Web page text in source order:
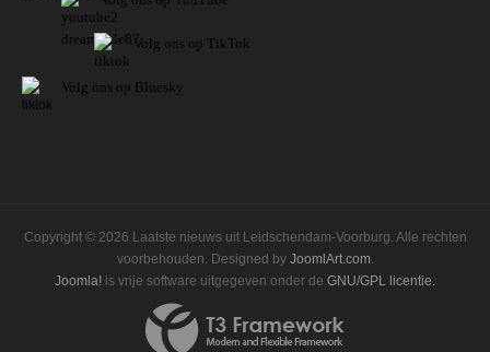
Volg ons op TikTok
Volg ons op Bluesky
Copyright © 2026 Laatste nieuws uit Leidschendam-Voorburg. Alle rechten
voorbehouden. Designed by JoomlArt.com.
Joomla! is vrije software uitgegeven onder de GNU/GPL licentie.